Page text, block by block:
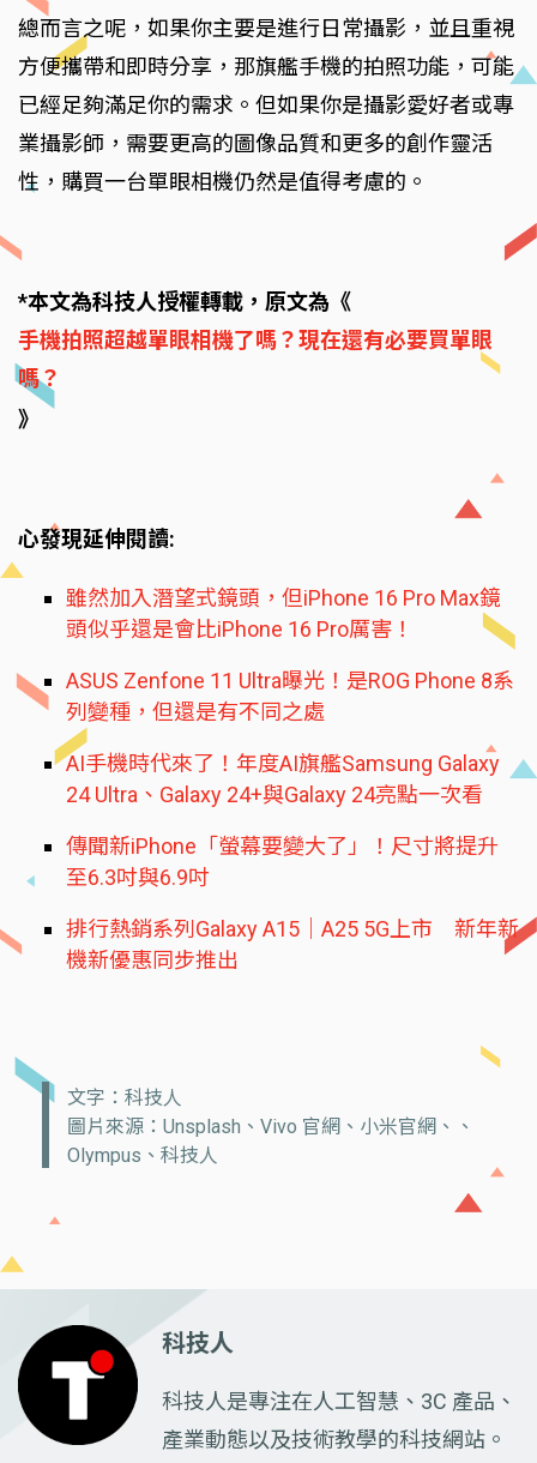
總而言之呢，如果你主要是進行日常攝影，並且重視
方便攜帶和即時分享，那旗艦手機的拍照功能，可能
已經足夠滿足你的需求。但如果你是攝影愛好者或專
業攝影師，需要更高的圖像品質和更多的創作靈活
性，購買一台單眼相機仍然是值得考慮的。
*本文為科技人授權轉載，原文為《
手機拍照超越單眼相機了嗎？現在還有必要買單眼
嗎？
》
心發現延伸閱讀:
雖然加入潛望式鏡頭，但iPhone 16 Pro Max鏡
頭似乎還是會比iPhone 16 Pro厲害！
ASUS Zenfone 11 Ultra曝光！是ROG Phone 8系
列變種，但還是有不同之處
AI手機時代來了！年度AI旗艦Samsung Galaxy
24 Ultra、Galaxy 24+與Galaxy 24亮點一次看
傳聞新iPhone「螢幕要變大了」！尺寸將提升
至6.3吋與6.9吋
排行熱銷系列Galaxy A15｜A25 5G上市 新年新
機新優惠同步推出
文字：科技人
圖片來源：Unsplash、Vivo 官網、小米官網、、
Olympus、科技人
科技人
科技人是專注在人工智慧、3C 產品、
產業動態以及技術教學的科技網站。